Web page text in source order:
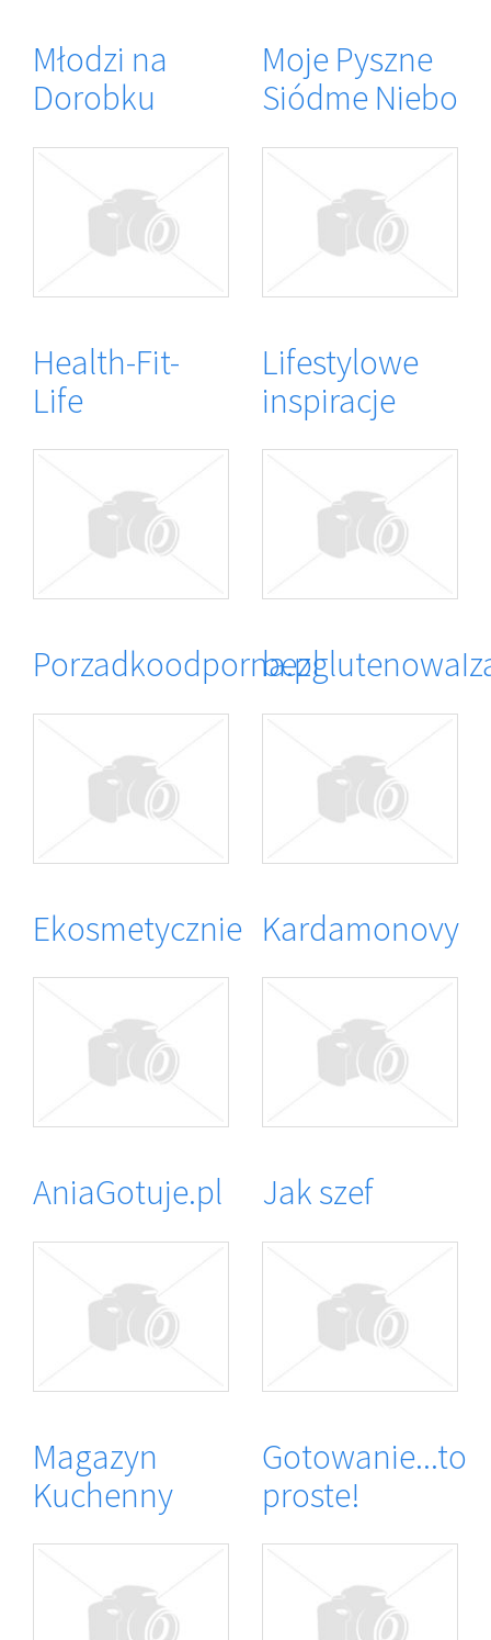
Młodzi na
Dorobku
Moje Pyszne
Siódme Niebo
Health-Fit-
Life
Lifestylowe
inspiracje
Porzadkoodporna.pl
Ekosmetycznie Kardamonovy
AniaGotuje.pl Jak szef
Magazyn
Kuchenny
Gotowanie...to
proste!